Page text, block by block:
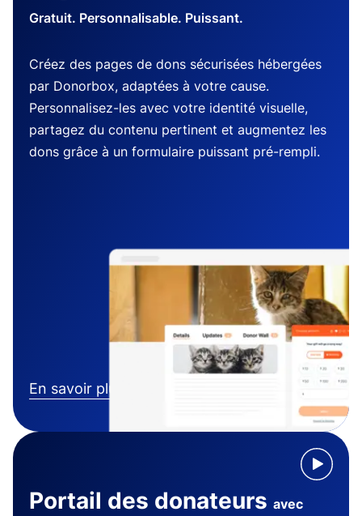
Gratuit. Personnalisable. Puissant.
Créez des pages de dons sécurisées hébergées
par Donorbox, adaptées à votre cause.
Personnalisez-les avec votre identité visuelle,
partagez du contenu pertinent et augmentez les
dons grâce à un formulaire puissant pré-rempli.
En savoir plus
Portail des donateurs avec